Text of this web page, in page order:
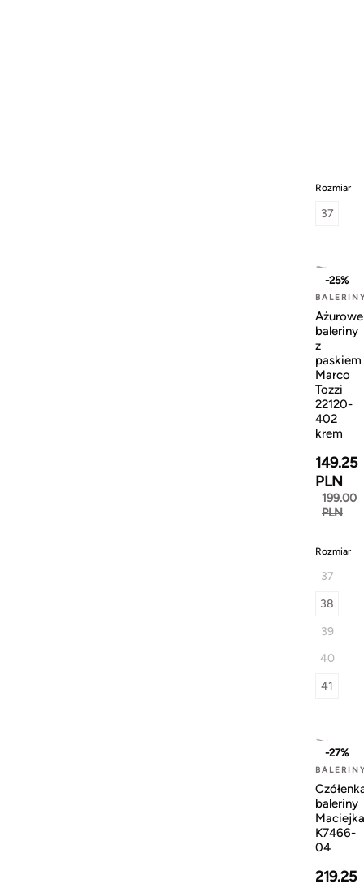
Rozmiar
37
-25%
Ażurowe
baleriny
z
paskiem
Marco
Tozzi
22120-
402
krem
149.25
PLN
199.00
PLN
Rozmiar
37
38
39
40
41
-27%
baleriny
Maciejka
K7466-
04
219.25